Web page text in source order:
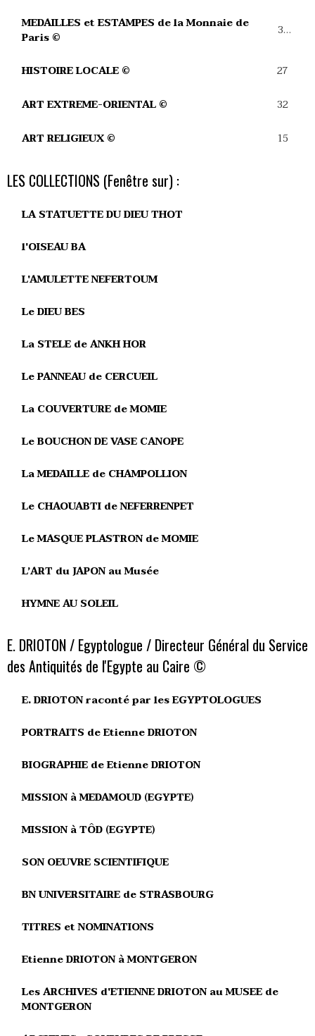
MEDAILLES et ESTAMPES de la Monnaie de
Paris ©
39
HISTOIRE LOCALE © 27
ART EXTREME-ORIENTAL © 32
ART RELIGIEUX © 15
LES COLLECTIONS (Fenêtre sur) :
LA STATUETTE DU DIEU THOT
l'OISEAU BA
L'AMULETTE NEFERTOUM
Le DIEU BES
La STELE de ANKH HOR
Le PANNEAU de CERCUEIL
La COUVERTURE de MOMIE
Le BOUCHON DE VASE CANOPE
La MEDAILLE de CHAMPOLLION
Le CHAOUABTI de NEFERRENPET
Le MASQUE PLASTRON de MOMIE
L’ART du JAPON au Musée
HYMNE AU SOLEIL
E. DRIOTON / Egyptologue / Directeur Général du Service
des Antiquités de l'Egypte au Caire ©
E. DRIOTON raconté par les EGYPTOLOGUES
PORTRAITS de Etienne DRIOTON
BIOGRAPHIE de Etienne DRIOTON
MISSION à MEDAMOUD (EGYPTE)
MISSION à TÔD (EGYPTE)
SON OEUVRE SCIENTIFIQUE
BN UNIVERSITAIRE de STRASBOURG
TITRES et NOMINATIONS
Etienne DRIOTON à MONTGERON
Les ARCHIVES d'ETIENNE DRIOTON au MUSEE de
MONTGERON